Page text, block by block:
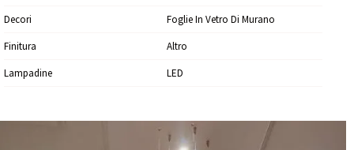
Decori
Foglie In Vetro Di Murano
Finitura
Altro
Lampadine
LED